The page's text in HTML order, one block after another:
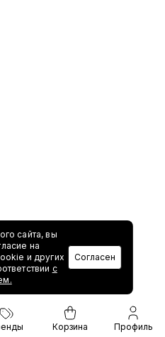
сайта, вы
на
и других
с
Согласен
Корзина Профиль